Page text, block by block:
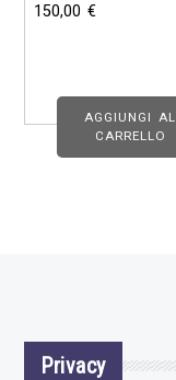
150,00€
AGGIUNGI AL
CARRELLO
Privacy